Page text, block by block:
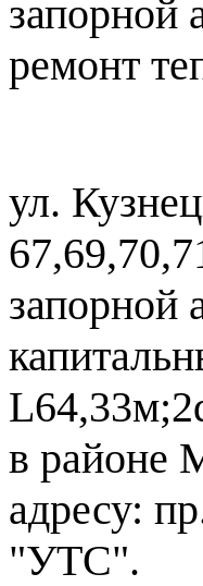
запорной
ремонт
ул.
в районе
адресу:
"УТС".